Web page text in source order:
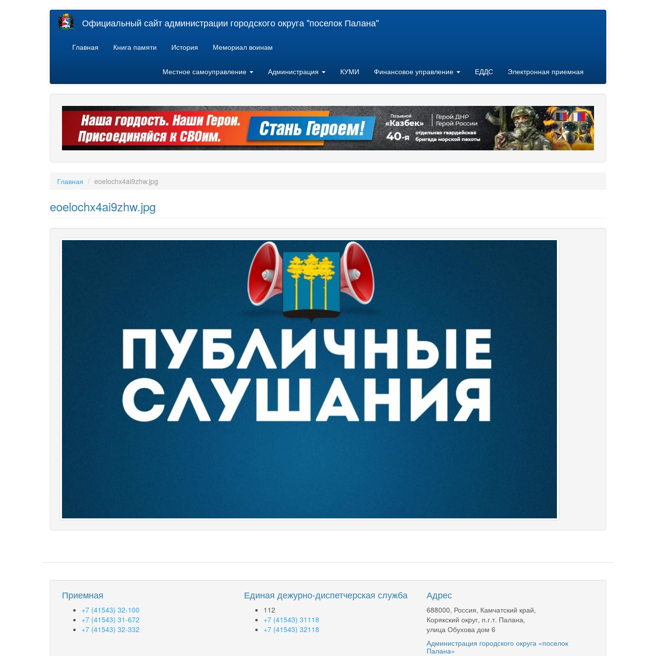
Официальный сайт администрации городского округа "поселок Палана"
Главная Книга памяти История Мемориал воинам
Местное самоуправление Администрация КУМИ Финансовое управление ЕДДС Электронная приемная
Главная eoelochx4ai9zhw.jpg
eoelochx4ai9zhw.jpg
Приемная
+7 (41543) 32-100
+7 (41543) 31-672
+7 (41543) 32-332
Единая дежурно-диспетчерская служба
112
+7 (41543) 31118
+7 (41543) 32118
Адрес
688000, Россия, Камчатский край,
Корякский округ, п.г.т. Палана,
улица Обухова дом 6
Администрация городского округа «поселок
Палана»